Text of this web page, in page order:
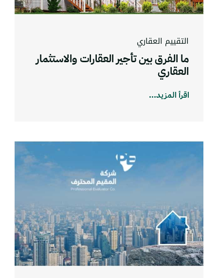
التقييم العقاري
ما الفرق بين تأجير العقارات والاستثمار
العقاري
اقرأ المزيد...